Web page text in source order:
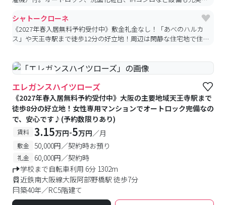
シャトークローネ
《2027年春入居無料予約受付中》敷金礼金なし！「あべのハルカ
ス」や天王寺駅まで徒歩12分の好立地！周辺は閑静な住宅地で住み
#女性専用
エレガンスハイツローズ
《2027年春入居無料予約受付中》大阪の主要地域天王寺駅まで
徒歩8分の好立地！女性専用マンションでオートロック完備なの
で、安心です♪(予約数限りあり)
賃料 3.15万円-5万円／月
敷金 50,000円／契約時お預り
礼金
60,000円／契約時
学校まで自転車利用 6分 1302m
近鉄南大阪線大阪阿部野橋駅 徒歩7分
築40年／RC5階建て